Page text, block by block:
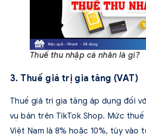
Thuế thu nhập cá nhân là gì?
3. Thuế giá trị gia tăng (VAT)
Thuế giá trị gia tăng áp dụng đối
vụ bán trên TikTok Shop. Mức thuế
Việt Nam là 8% hoặc 10%, tùy vào